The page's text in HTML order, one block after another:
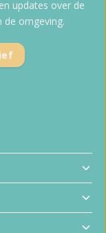
updates over de
omgeving.